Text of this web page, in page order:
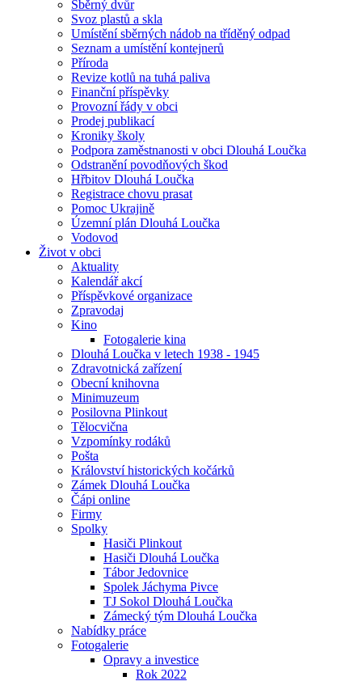
Sběrný dvůr
Svoz plastů a skla
Umístění sběrných nádob na tříděný odpad
Seznam a umístění kontejnerů
Příroda
Revize kotlů na tuhá paliva
Finanční příspěvky
Provozní řády v obci
Prodej publikací
Kroniky školy
Podpora zaměstnanosti v obci Dlouhá Loučka
Odstranění povodňových škod
Hřbitov Dlouhá Loučka
Registrace chovu prasat
Pomoc Ukrajině
Územní plán Dlouhá Loučka
Vodovod
Život v obci
Aktuality
Kalendář akcí
Příspěvkové organizace
Zpravodaj
Kino
Fotogalerie kina
Dlouhá Loučka v letech 1938 - 1945
Zdravotnická zařízení
Obecní knihovna
Minimuzeum
Posilovna Plinkout
Tělocvična
Vzpomínky rodáků
Pošta
Království historických kočárků
Zámek Dlouhá Loučka
Čápi online
Firmy
Spolky
Hasiči Plinkout
Hasiči Dlouhá Loučka
Tábor Jedovnice
Spolek Jáchyma Pivce
TJ Sokol Dlouhá Loučka
Zámecký tým Dlouhá Loučka
Nabídky práce
Fotogalerie
Opravy a investice
Rok 2022